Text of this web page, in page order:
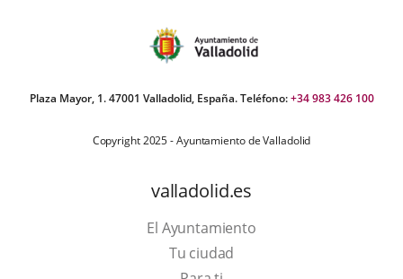
Plaza Mayor, 1. 47001 Valladolid, España. Teléfono:+34 983 426 100
Copyright 2025 - Ayuntamiento de Valladolid
valladolid.es
El Ayuntamiento
Tu ciudad